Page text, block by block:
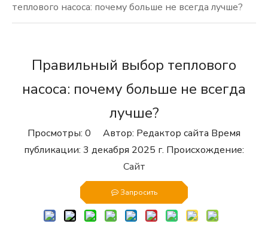
теплового насоса: почему больше не всегда лучше?
Правильный выбор теплового
насоса: почему больше не всегда
лучше?
Просмотры: 0 Автор: Редактор сайта Время
публикации: 3 декабря 2025 г. Происхождение:
Сайт
Запросить